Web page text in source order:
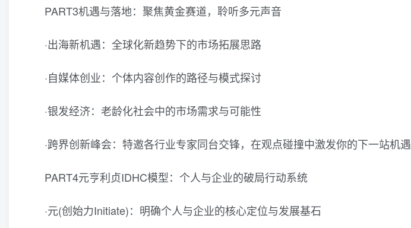
PART3机遇与落地：聚焦黄金赛道，聆听多元声音
·出海新机遇：全球化新趋势下的市场拓展思路
·自媒体创业：个体内容创作的路径与模式探讨
·银发经济：老龄化社会中的市场需求与可能性
·跨界创新峰会：特邀各行业专家同台交锋，在观点碰撞中激发你的下一站机遇
PART4元亨利贞IDHC模型：个人与企业的破局行动系统
·元(创始力Initiate)：明确个人与企业的核心定位与发展基石